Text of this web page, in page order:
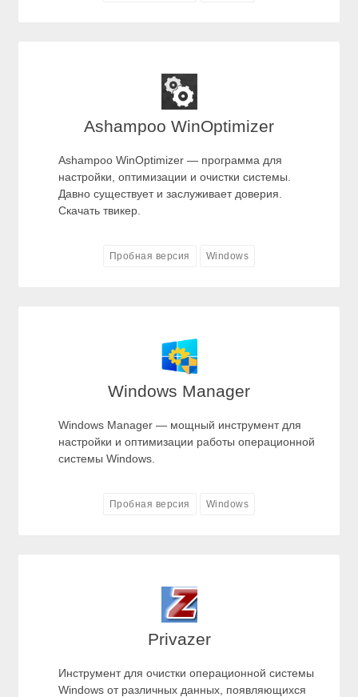
Ashampoo WinOptimizer
Ashampoo WinOptimizer — программа для
настройки, оптимизации и очистки системы.
Давно существует и заслуживает доверия.
Скачать твикер.
Пробная версия Windows
Windows Manager
Windows Manager — мощный инструмент для
настройки и оптимизации работы операционной
системы Windows.
Пробная версия Windows
Privazer
Инструмент для очистки операционной системы
Windows от различных данных, появляющихся